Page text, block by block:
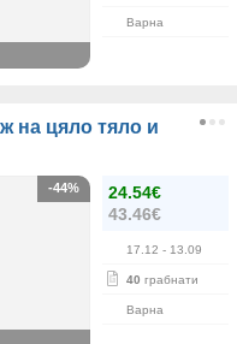
Варна
на цяло тяло и
24.54€
43.46€
17.12 - 13.09
40 грабнати
Варна
-44%